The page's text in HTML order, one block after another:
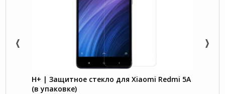
H+ | Защитное стекло для Xiaomi Redmi 5A
(в упаковке)